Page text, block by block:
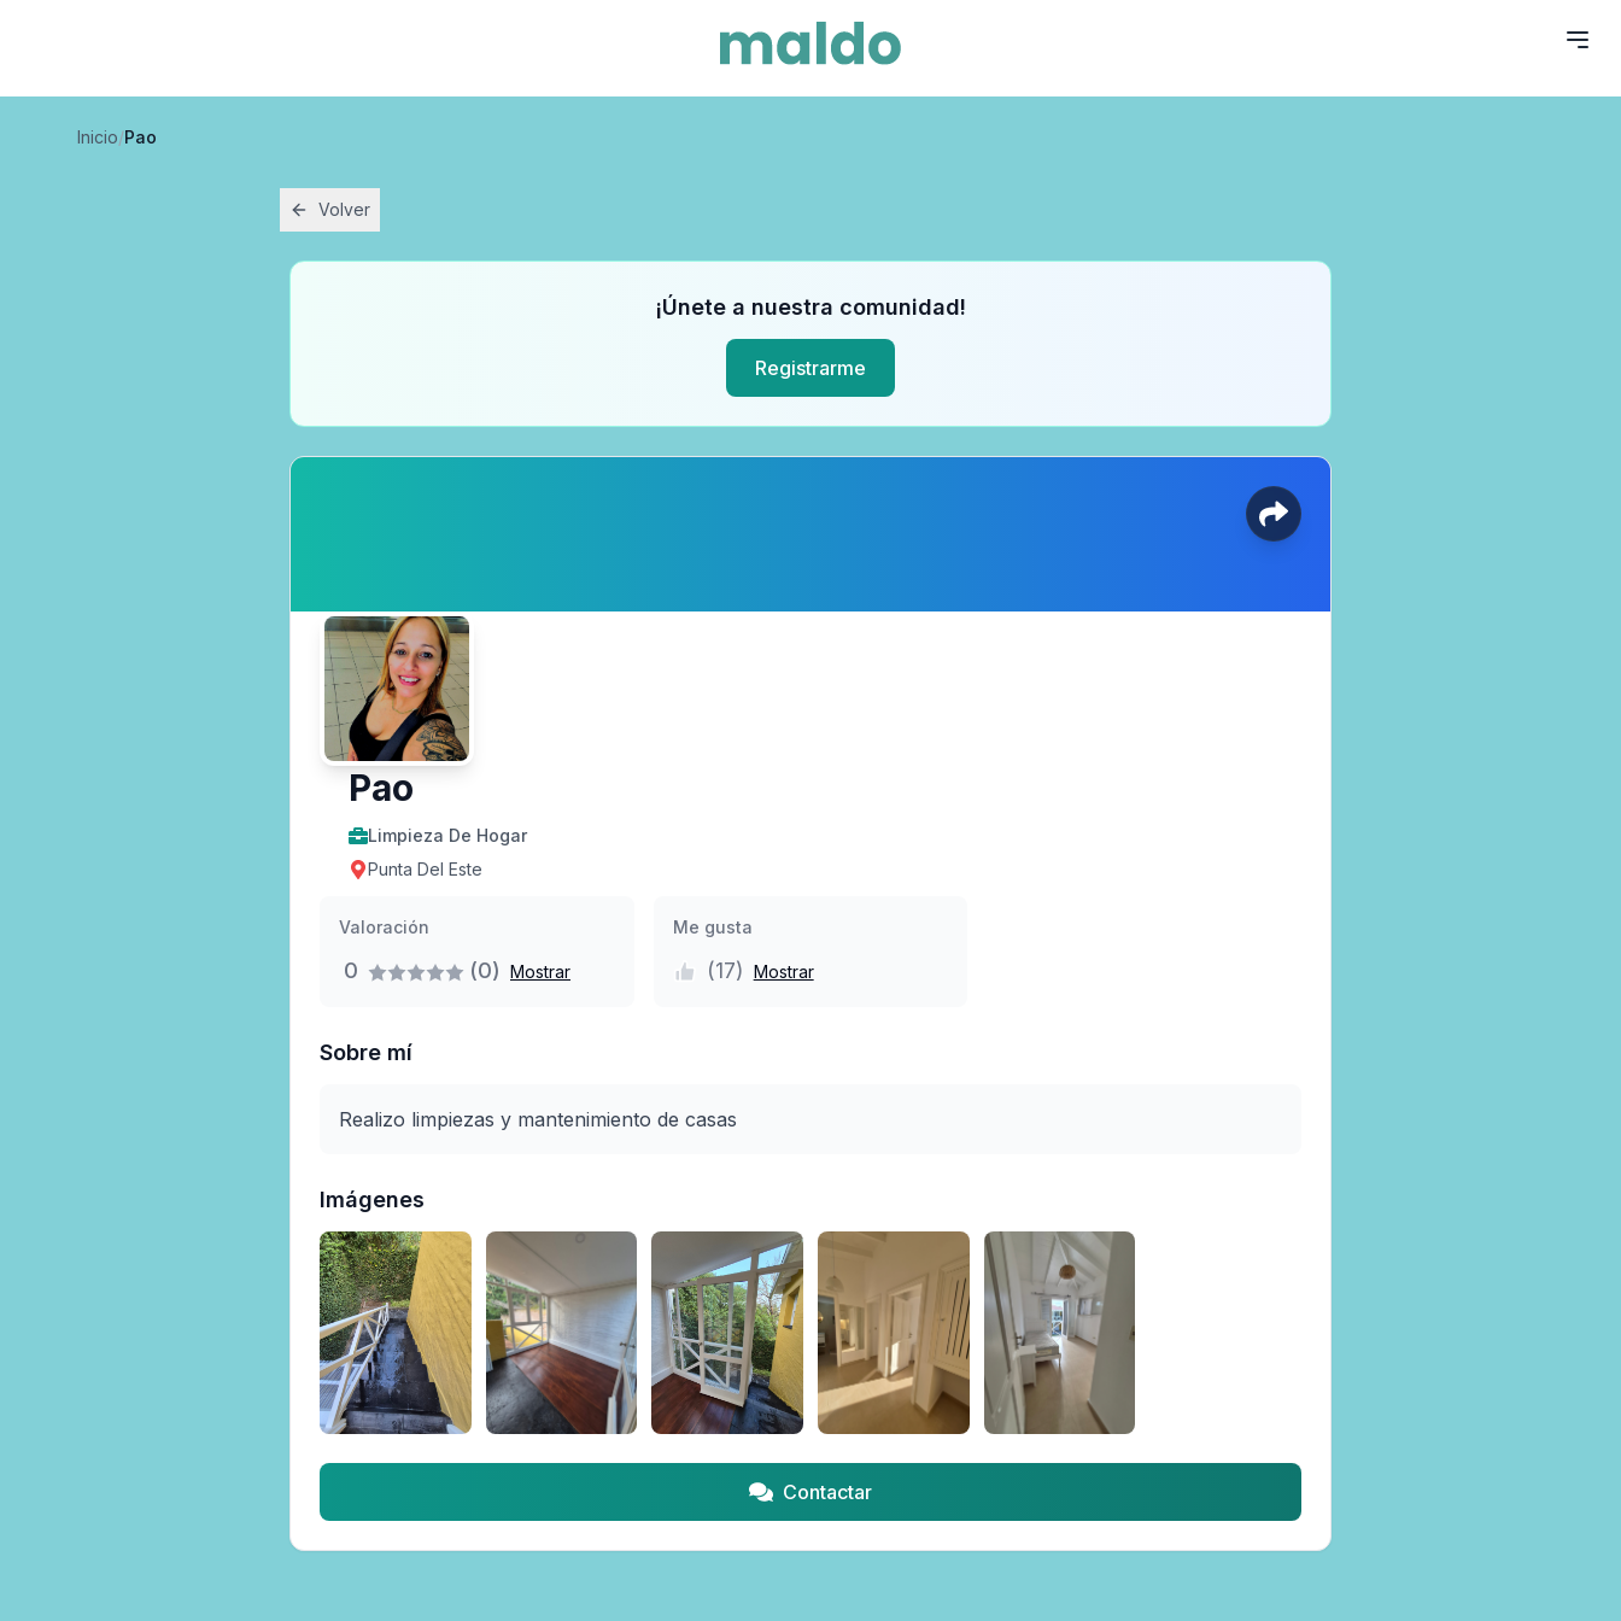
Inicio/Pao
Volver
¡Únete a nuestra comunidad!
Registrarme
Pao
Limpieza De Hogar
Punta Del Este
Valoración
0 (0) Mostrar
Me gusta
(17) Mostrar
Sobre mí
Realizo limpiezas y mantenimiento de casas
Imágenes
Contactar